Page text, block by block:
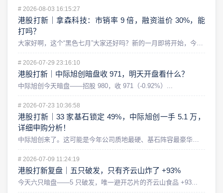
# 2026-08-03 16:15:27
港股打新｜拿森科技：市销率 9 倍，融资溢价 30%，能
打吗？
大家好啊，这个“黑色七月”大家还好吗？新的一月即将开始，今天...
# 2026-07-29 23:16:10
港股打新｜中际旭创暗盘收 971，明天开盘看什么？
中际旭创今天暗盘——招股 980，收 971（-0.92%）...
# 2026-07-23 10:36:58
港股打新｜33 家基石锁定 49%，中际旭创一手 5.1 万，
详细申购分析！
中际旭创来了。这可能是今年公司质地最硬、基石阵容最豪华，同时...
# 2026-07-09 11:24:19
港股打新复盘｜五只破发，只有齐云山炸了 +93%
今天六只暗盘——5 只破发，唯一避开芯片的齐云山食品 +93...